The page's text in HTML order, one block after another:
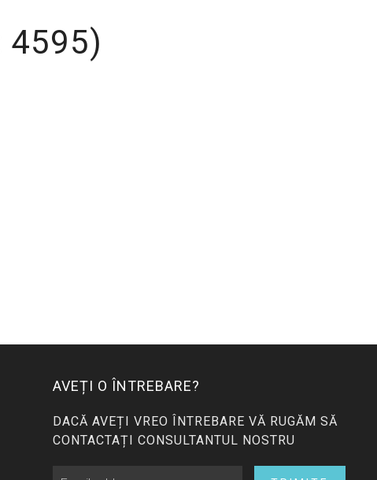
4595)
AVEȚI O ÎNTREBARE?
DACĂ AVEȚI VREO ÎNTREBARE VĂ RUGĂM SĂ
CONTACTAȚI CONSULTANTUL NOSTRU